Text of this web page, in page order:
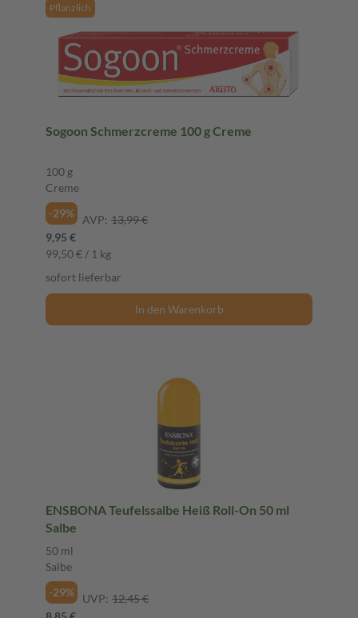
Pflanzlich
Sogoon Schmerzcreme 100 g Creme
100 g
Creme
-29%
AVP: 13,99 €
9,95 €
99,50 € / 1 kg
sofort lieferbar
In den Warenkorb
ENSBONA Teufelssalbe Heiß Roll-On 50 ml
Salbe
50 ml
Salbe
-29%
UVP: 12,45 €